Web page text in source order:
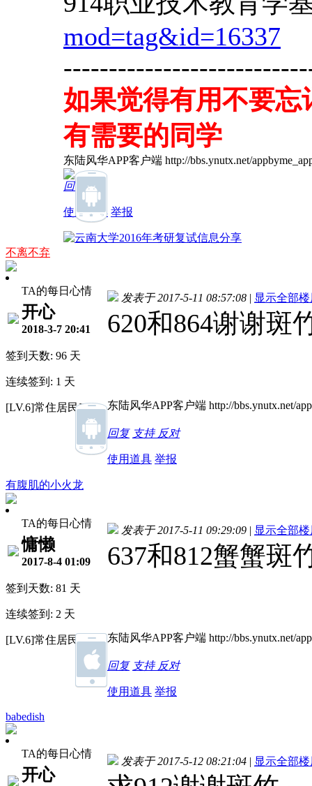
mod=tag&id=16337
如果觉得有用不要
有需要的同学
东陆风华APP客户端 http://bbs.ynutx.net/
回复
使用道具 举报
不离不弃
TA的每日心情
开心
2018-3-7 20:41
签到天数: 96 天
连续签到: 1 天
[LV.6]常住居民II
发表于 2017-5-11 08:57:08 | 显示全部
620和864谢谢斑
东陆风华APP客户端 http://bbs.ynutx.net/
回复 支持 反对
使用道具 举报
有腹肌的小火龙
TA的每日心情
慵懒
2017-8-4 01:09
签到天数: 81 天
连续签到: 2 天
[LV.6]常住居民II
发表于 2017-5-11 09:29:09 | 显示全部
637和812蟹蟹斑
东陆风华APP客户端 http://bbs.ynutx.net/
回复 支持 反对
使用道具 举报
babedish
TA的每日心情
开心
发表于 2017-5-12 08:21:04 | 显示全部